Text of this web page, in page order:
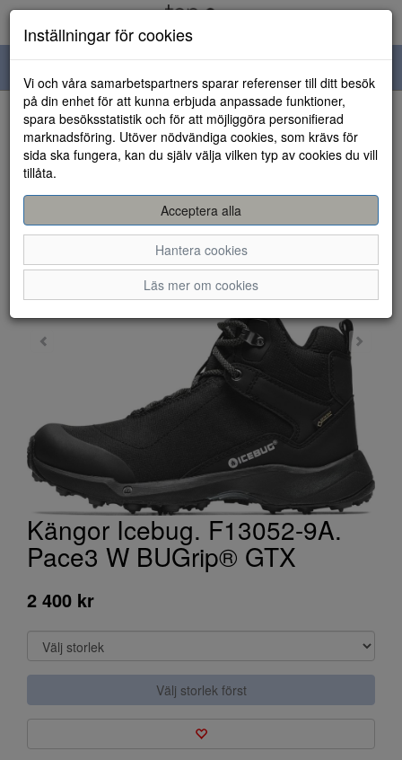
navigation
HEM
Kängor Icebug. F13052-9A.
Pace3 W BUGrip® GTX
2 400 kr
Välj storlek först
Inställningar för cookies
Vi och våra samarbetspartners sparar referenser till ditt besök
på din enhet för att kunna erbjuda anpassade funktioner,
spara besöksstatistik och för att möjliggöra personifierad
marknadsföring. Utöver nödvändiga cookies, som krävs för
sida ska fungera, kan du själv välja vilken typ av cookies du vill
tillåta.
Acceptera alla
Hantera cookies
Läs mer om cookies